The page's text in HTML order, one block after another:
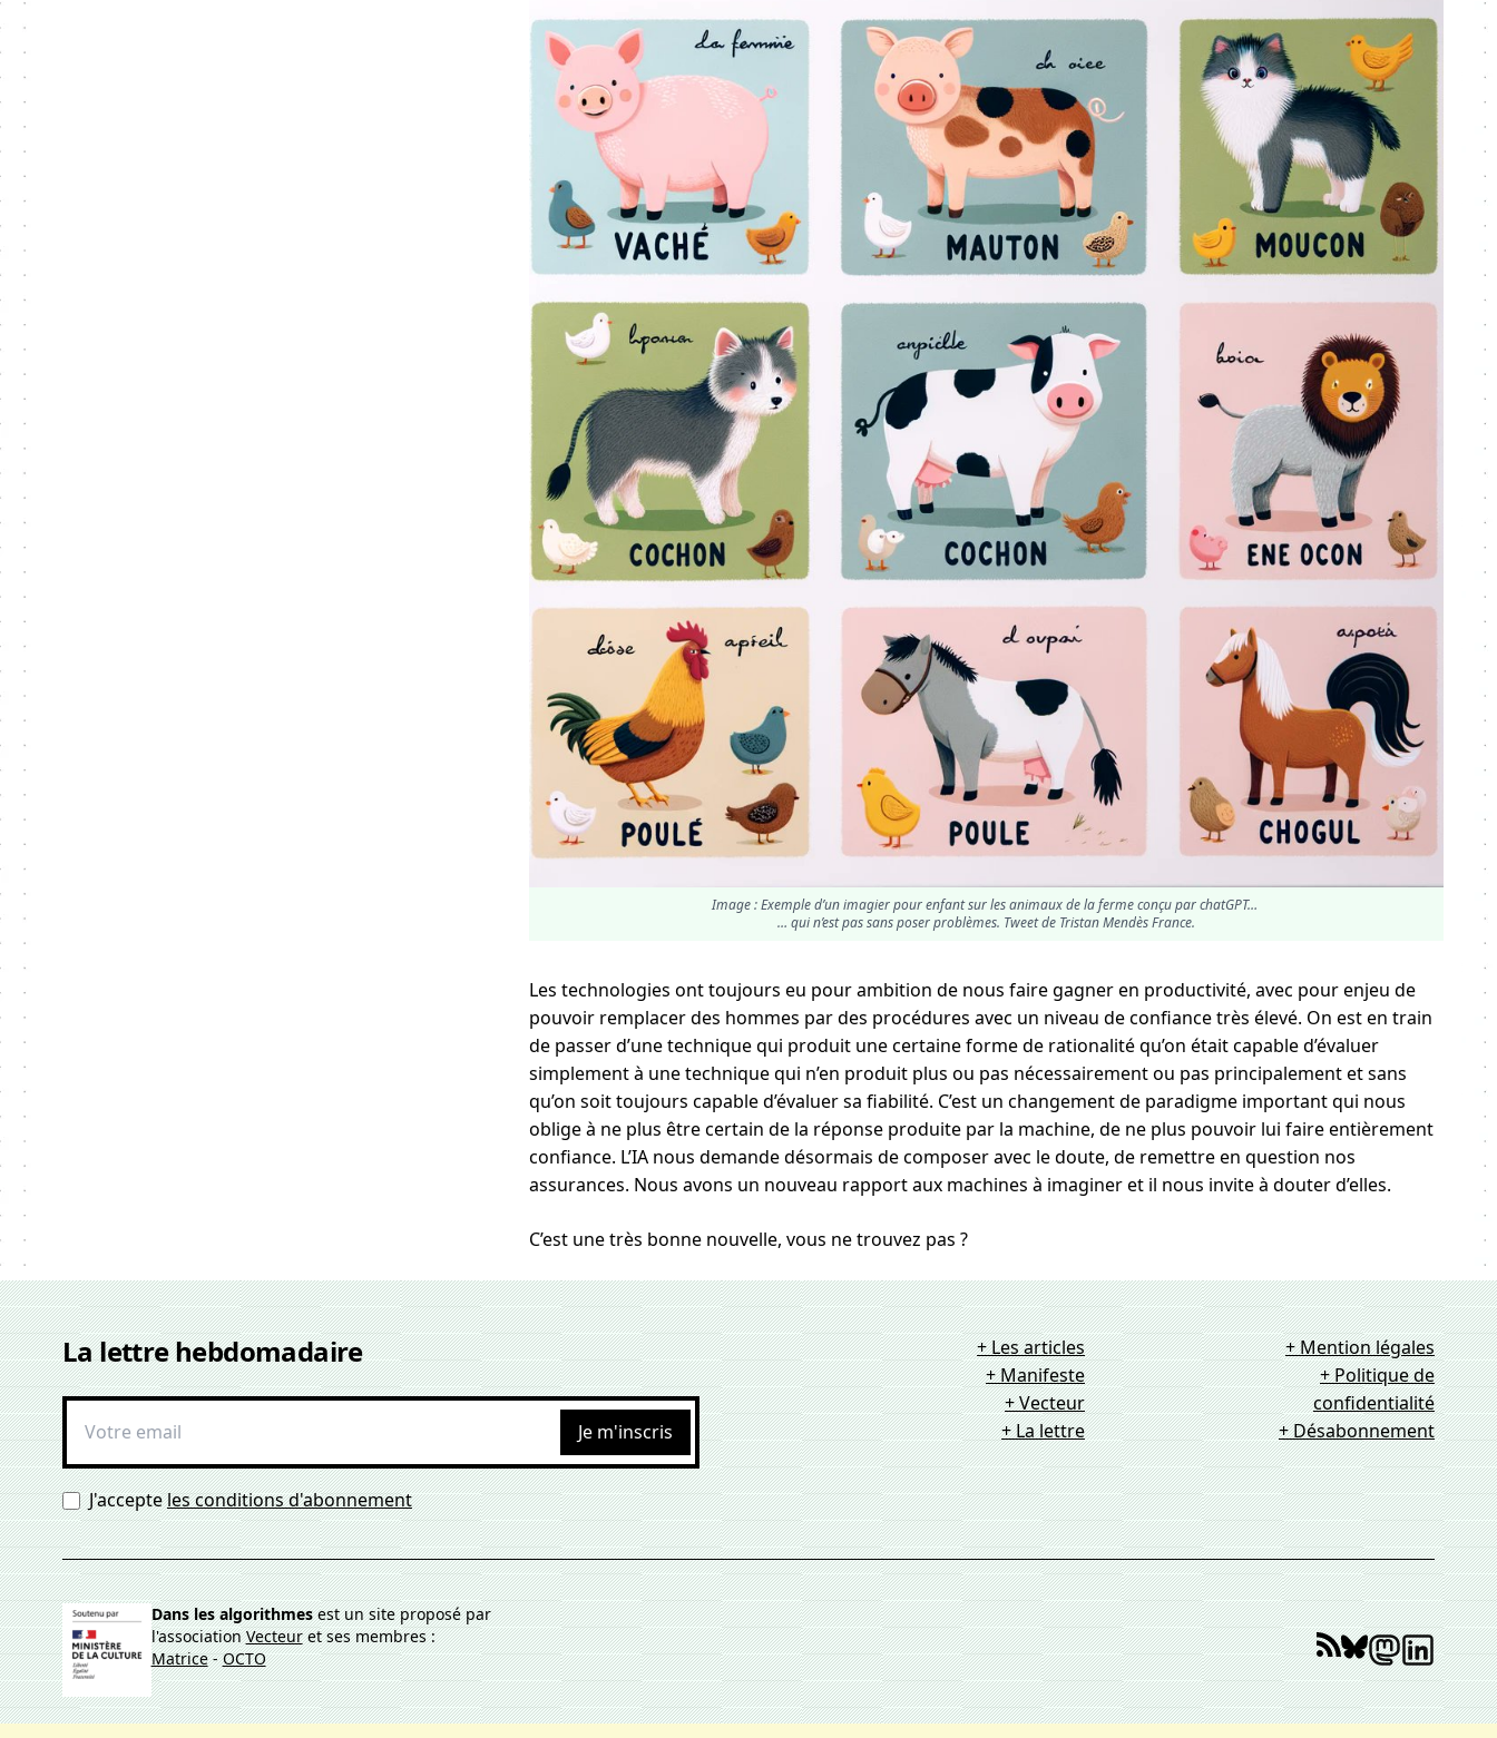
Image : Exemple d’un imagier pour enfant sur les animaux de la ferme conçu par chatGPT…
… qui n’est pas sans poser problèmes. Tweet de Tristan Mendès France.
Les technologies ont toujours eu pour ambition de nous faire gagner en productivité, avec pour enjeu de
pouvoir remplacer des hommes par des procédures avec un niveau de confiance très élevé. On est en train
de passer d’une technique qui produit une certaine forme de rationalité qu’on était capable d’évaluer
simplement à une technique qui n’en produit plus ou pas nécessairement ou pas principalement et sans
qu’on soit toujours capable d’évaluer sa fiabilité. C’est un changement de paradigme important qui nous
oblige à ne plus être certain de la réponse produite par la machine, de ne plus pouvoir lui faire entièrement
confiance. L’IA nous demande désormais de composer avec le doute, de remettre en question nos
assurances. Nous avons un nouveau rapport aux machines à imaginer et il nous invite à douter d’elles.
C’est une très bonne nouvelle, vous ne trouvez pas ?
La lettre hebdomadaire
Je m'inscris
J'accepteles conditions d'abonnement
+ Les articles
+ Manifeste
+ Vecteur
+ La lettre
+ Mention légales
+ Politique de
confidentialité
+ Désabonnement
Dans les algorithmesest un site proposé par
l'associationVecteuret ses membres :
Matrice-OCTO